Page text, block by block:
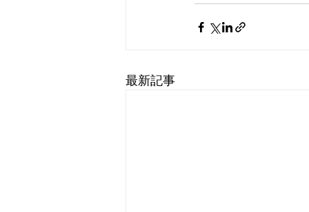
最新記事